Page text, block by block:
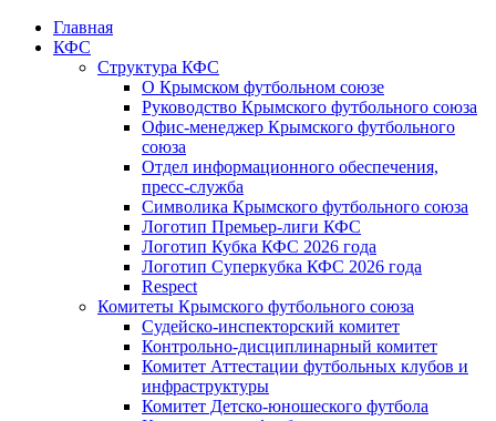
Главная
КФС
Структура КФС
О Крымском футбольном союзе
Руководство Крымского футбольного союза
Офис-менеджер Крымского футбольного
союза
Отдел информационного обеспечения,
пресс-служба
Символика Крымского футбольного союза
Логотип Премьер-лиги КФС
Логотип Кубка КФС 2026 года
Логотип Суперкубка КФС 2026 года
Respect
Комитеты Крымского футбольного союза
Судейско-инспекторский комитет
Контрольно-дисциплинарный комитет
Комитет Аттестации футбольных клубов и
инфраструктуры
Комитет Детско-юношеского футбола